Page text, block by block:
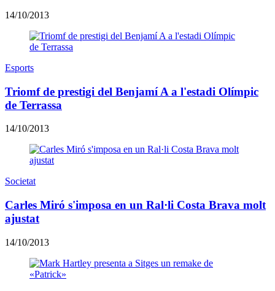
14/10/2013
Esports
Triomf de prestigi del Benjamí A a l'estadi Olímpic
de Terrassa
14/10/2013
Societat
Carles Miró s'imposa en un Ral·li Costa Brava molt
ajustat
14/10/2013